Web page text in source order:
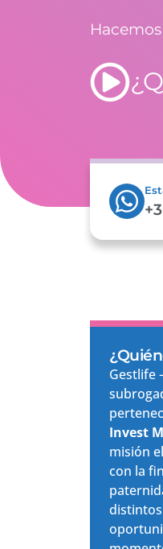
Gestlife
Invest
misión
con la